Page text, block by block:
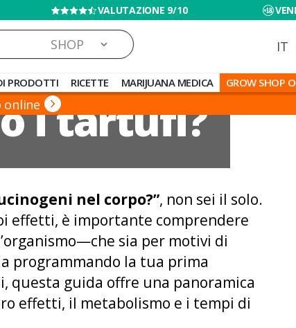
VALUTAZIONE 9/10
PRODOTTI RICETTE MARIJUANA MEDICA GROW SHOP
onlinei tartufi?
nel corpo?”, non sei il solo.
effetti, è importante comprendere
sia per motivi di
programmando la tua prima
questa guida offre una panoramica
effetti, il metabolismo e i tempi di